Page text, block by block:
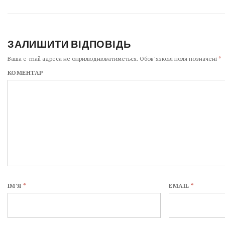
ЗАЛИШИТИ ВІДПОВІДЬ
Ваша e-mail адреса не оприлюднюватиметься. Обов’язкові поля позначені *
КОМЕНТАР
ІМ'Я* EMAIL*